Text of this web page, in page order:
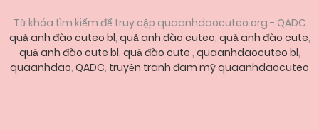
Từ khóa tìm kiếm để truy cập quaanhdaocuteo.org - QADC
quả anh đào cuteo bl, quả anh đào cuteo, quả anh đào cute,
quả anh đào cute bl, quả đào cute , quaanhdaocuteo bl,
quaanhdao, QADC, truyện tranh đam mỹ quaanhdaocuteo